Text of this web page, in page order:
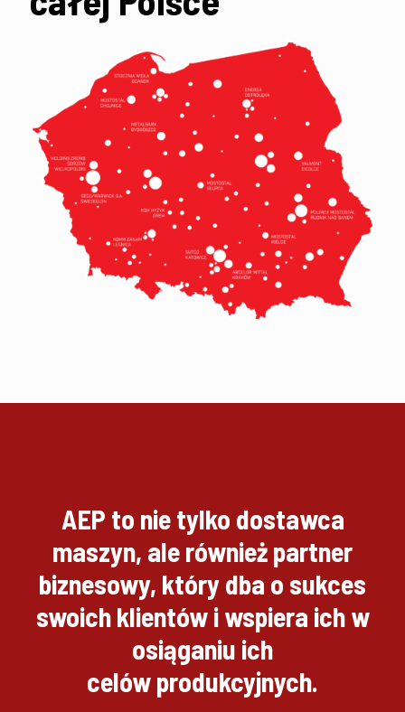
AEP to nie tylko dostawca
maszyn, ale również partner
biznesowy, który dba o sukces
swoich klientów i wspiera ich w
osiąganiu ich
celów produkcyjnych.